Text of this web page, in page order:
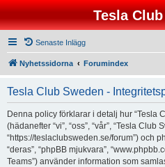
Tesla
Senaste Inlägg
Nyhetssidorna Forumindex
Tesla Club Sweden -
Denna policy förklarar i detalj hur “Tesla
(hädanefter “vi”, “oss”, “vår”, “Tesla Club
“https://teslaclubsweden.se/forum”) och
“deras”, “phpBB mjukvara”,
Teams”) använder information som